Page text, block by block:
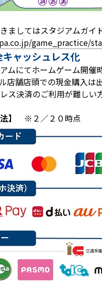
ましてはスタジアムガイ
game_practice/
ャッシュレス化
ムにてホームゲーム開
店舗店頭での現金購入は
ス決済のご利用が難し
】
※２／２０時点